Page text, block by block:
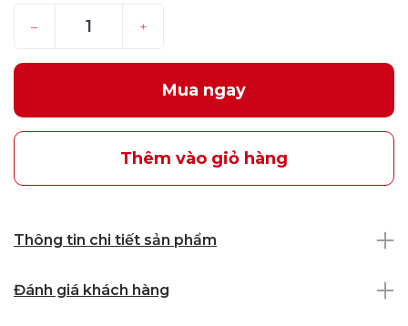
– +
Mua ngay
Thêm vào giỏ hàng
Thông tin chi tiết sản phẩm
Đánh giá khách hàng